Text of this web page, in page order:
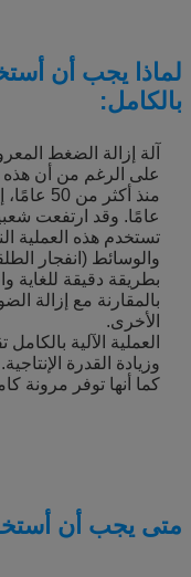
لماذا يجب أن
بالكامل:
آلة إزالة الضغط
على الرغم من أن هذه
عامًا. وقد ارتفعت شعبيتها
تستخدم هذه العملية
والوسائط (انفجار
بطريقة دقيقة للغاية
بالمقارنة مع إزالة
الأخرى.
العملية الآلية
وزيادة القدرة الإنتاجية.
كما أنها توفر مرونة
متى يجب أن